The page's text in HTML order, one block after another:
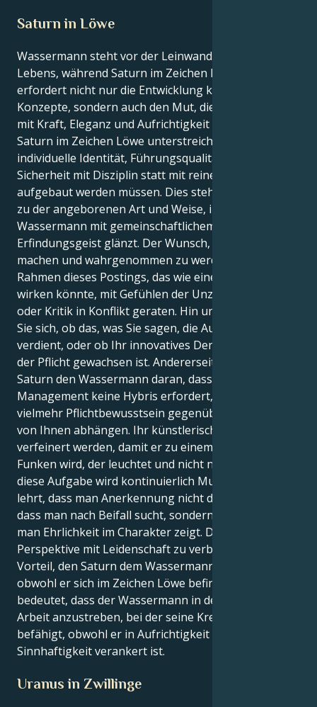
Saturn in Löwe
Wassermann steht vor der Leinwand des täglichen
Lebens, während Saturn im Zeichen Löwe steht. Dies
erfordert nicht nur die Entwicklung kreativer
Konzepte, sondern auch den Mut, diese Konzepte
mit Kraft, Eleganz und Aufrichtigkeit zu vertreten.
Saturn im Zeichen Löwe unterstreicht, dass
individuelle Identität, Führungsqualitäten und
Sicherheit mit Disziplin statt mit reinem Instinkt
aufgebaut werden müssen. Dies steht im Gegensatz
zu der angeborenen Art und Weise, in der der
Wassermann mit gemeinschaftlichem Denken und
Erfindungsgeist glänzt. Der Wunsch, Eindruck zu
machen und wahrgenommen zu werden, könnte im
Rahmen dieses Postings, das wie eine Bewertung
wirken könnte, mit Gefühlen der Unzulänglichkeit
oder Kritik in Konflikt geraten. Hin und wieder fragen
Sie sich, ob das, was Sie sagen, die Aufmerksamkeit
verdient, oder ob Ihr innovatives Denken dem Druck
der Pflicht gewachsen ist. Andererseits erinnert
Saturn den Wassermann daran, dass wahres
Management keine Hybris erfordert, sondern
vielmehr Pflichtbewusstsein gegenüber anderen, die
von Ihnen abhängen. Ihr künstlerischer Geist muss
verfeinert werden, damit er zu einem immergrünen
Funken wird, der leuchtet und nicht nur glüht. Durch
diese Aufgabe wird kontinuierlich Mut entwickelt, der
lehrt, dass man Anerkennung nicht dadurch erhält,
dass man nach Beifall sucht, sondern dadurch, dass
man Ehrlichkeit im Charakter zeigt. Das Verständnis,
Perspektive mit Leidenschaft zu verbinden, ist ein
Vorteil, den Saturn dem Wassermann verleiht,
obwohl er sich im Zeichen Löwe befindet. Das
bedeutet, dass der Wassermann in der Lage ist, eine
Arbeit anzustreben, bei der seine Kreativität andere
befähigt, obwohl er in Aufrichtigkeit und
Sinnhaftigkeit verankert ist.
Uranus in Zwillinge